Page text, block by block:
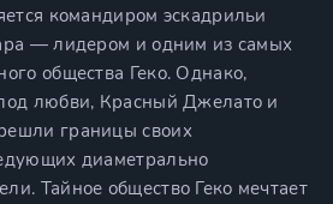
командиром эскадрильи
— лидером и одним из самых
общества Геко. Однако,
любви, Красный Джелато и
границы своих
диаметрально
Тайное общество Геко мечтает